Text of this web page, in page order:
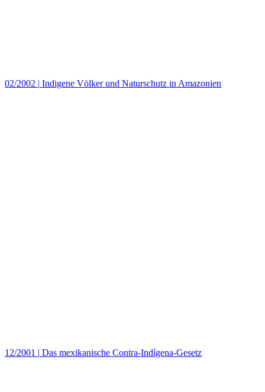
02/2002 | Indigene Völker und Naturschutz in Amazonien
12/2001 | Das mexikanische Contra-Indígena-Gesetz